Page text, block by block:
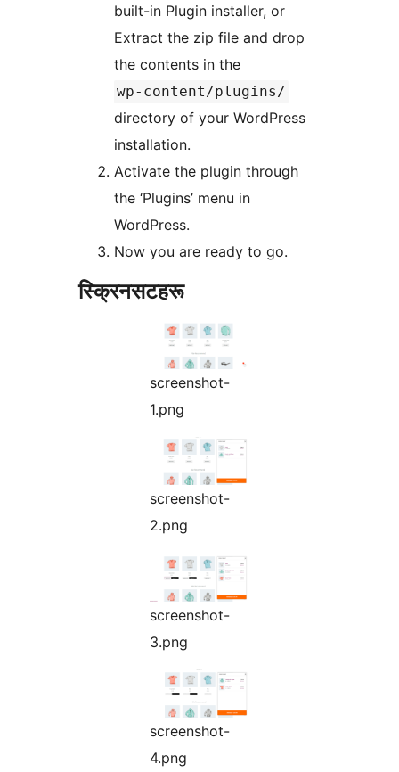
built-in Plugin installer, or
Extract the zip file and drop
the contents in the
wp-content/plugins/
directory of your WordPress
installation.
Activate the plugin through
the ‘Plugins’ menu in
WordPress.
Now you are ready to go.
स्क्रिनसटहरू
screenshot-
1.png
screenshot-
2.png
screenshot-
3.png
screenshot-
4.png